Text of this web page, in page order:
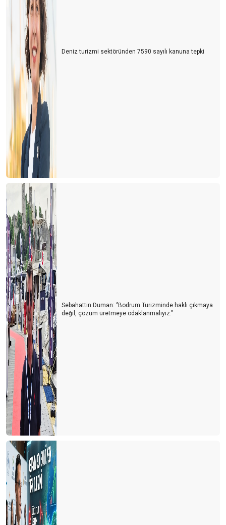
Deniz turizmi sektöründen 7590 sayılı kanuna tepki
Sebahattin Duman: ‘’Bodrum Turizminde haklı çıkmaya
değil, çözüm üretmeye odaklanmalıyız."